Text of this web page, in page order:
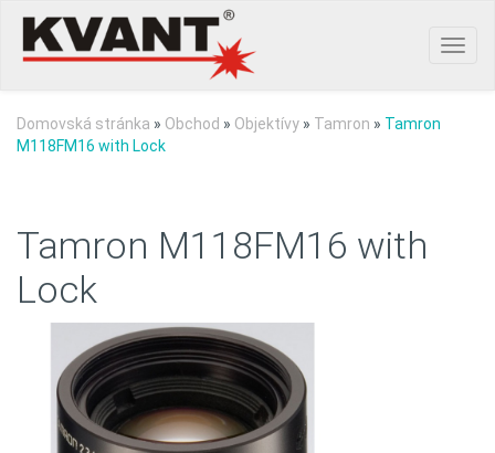
Domovská stránka » Obchod » Objektívy » Tamron » Tamron
M118FM16 with Lock
Tamron M118FM16 with
Lock